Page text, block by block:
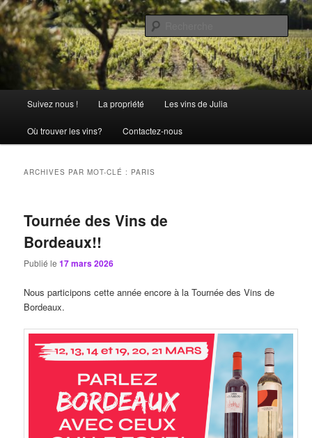
Aller
au
contenu
principal
Aller
au
contenu
secondaireChâteau Julia
La passion comme tradition
principal
Suivez nous ! La propriété Les vins de Julia
Où trouver les vins? Contactez-nous
ARCHIVES PAR MOT-CLÉ : PARIS
Tournée des Vins de
Bordeaux!!
Publié le17 mars 2026
Nous participons cette année encore à la Tournée des Vins de
Bordeaux.